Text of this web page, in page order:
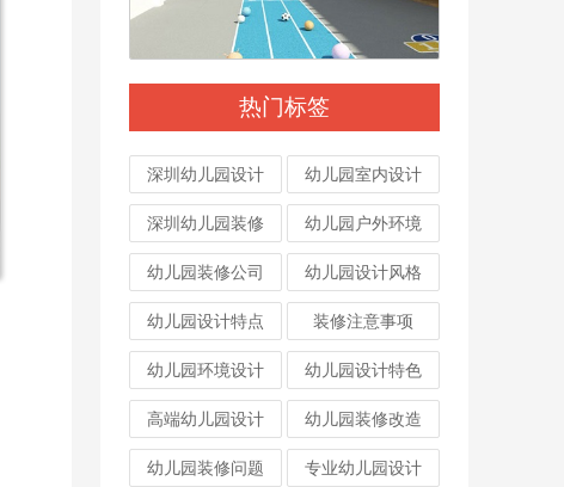
热门标签
深圳幼儿园设计 幼儿园室内设计
深圳幼儿园装修 幼儿园户外环境
幼儿园装修公司 幼儿园设计风格
幼儿园设计特点 装修注意事项
幼儿园环境设计 幼儿园设计特色
高端幼儿园设计 幼儿园装修改造
幼儿园装修问题 专业幼儿园设计